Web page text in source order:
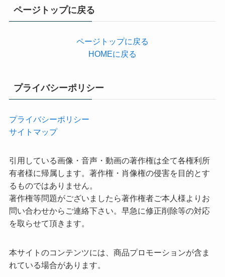
ページトップに戻る
ページトップに戻る
HOMEに戻る
プライバシーポリシー
プライバシーポリシー
サイトマップ
引用している画像・音声・動画の著作権は全て各権利所
有者様に帰属します。著作権・肖像権の侵害を目的とす
るものではありません。
著作権等問題がございましたら著作権者ご本人様よりお
問い合わせからご連絡下さい。早急に修正削除等の対応
を取らせて頂きます。
本サイトのコンテンツには、商品プロモーションが含ま
れている場合があります。